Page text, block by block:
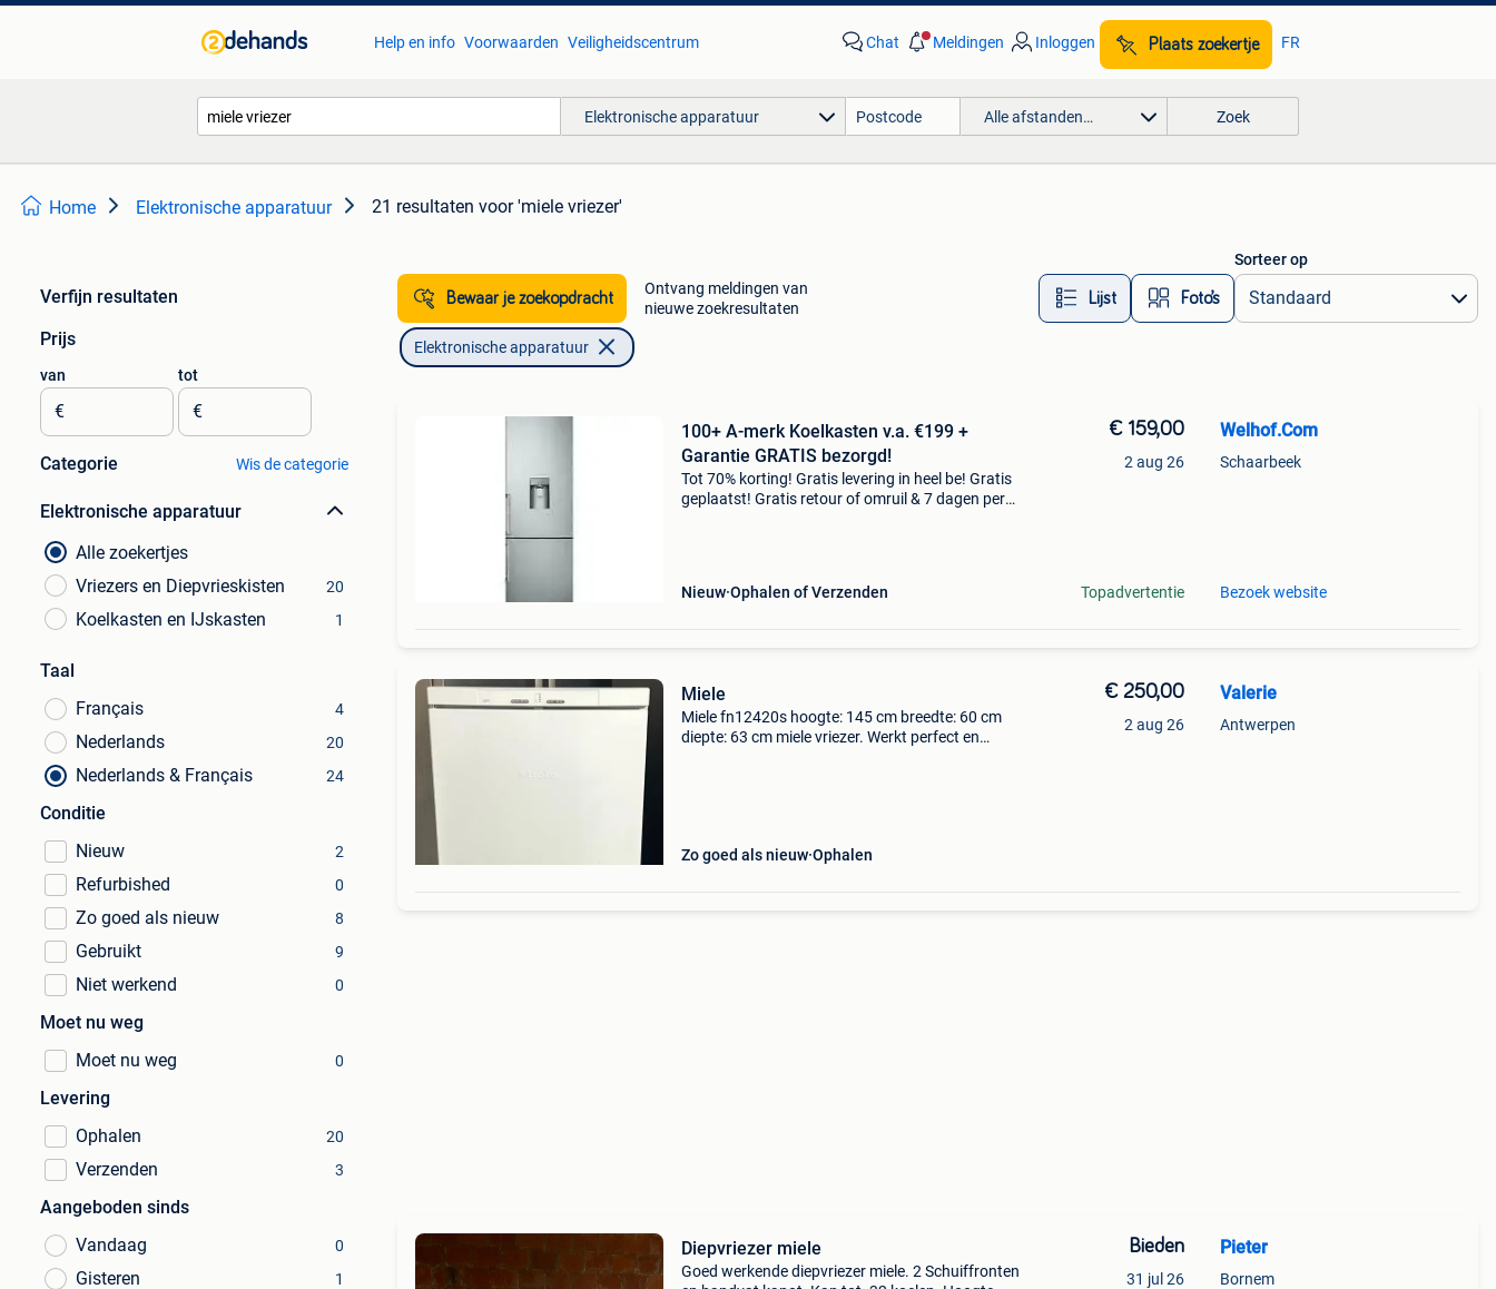
Help en info Voorwaarden Veiligheidscentrum Chat Meldingen Inloggen Plaats zoekertje FR
Elektronische apparatuur Alle afstanden… Zoek
Home Elektronische apparatuur 21 resultaten voor 'miele vriezer'
Verfijn resultaten
Prijs
van
€
tot
€
Categorie Wis de categorie
Elektronische apparatuur
Alle zoekertjes
Vriezers en Diepvrieskisten
20
Koelkasten en IJskasten 1
Taal
Français
4
Nederlands 20
Nederlands & Français 24
Conditie
Nieuw
2
Refurbished 0
Zo goed als nieuw 8
Gebruikt 9
Niet werkend 0
Moet nu weg
Moet nu weg
0
Levering
Ophalen
20
Verzenden 3
Aangeboden sinds
Vandaag
0
Gisteren 1
Bewaar je zoekopdracht
Ontvang meldingen van
nieuwe zoekresultaten
Lijst Foto’s
Sorteer op
Elektronische apparatuur
100+ A-merk Koelkasten v.a. €199 +
Garantie GRATIS bezorgd!
Tot 70% korting! Gratis levering in heel be! Gratis
geplaatst! Gratis retour of omruil & 7 dagen per
Nieuw Ophalen of Verzenden
€ 159,00
2 aug 26
Topadvertentie
Welhof.Com
Schaarbeek
Bezoek website
Miele
Miele fn12420s hoogte: 145 cm breedte: 60 cm
diepte: 63 cm miele vriezer. Werkt perfect en
Zo goed als nieuw Ophalen
€ 250,00
2 aug 26
Valerie
Antwerpen
Diepvriezer miele
Goed werkende diepvriezer miele. 2 Schuiffronten
Bieden
31 jul 26
Pieter
Bornem